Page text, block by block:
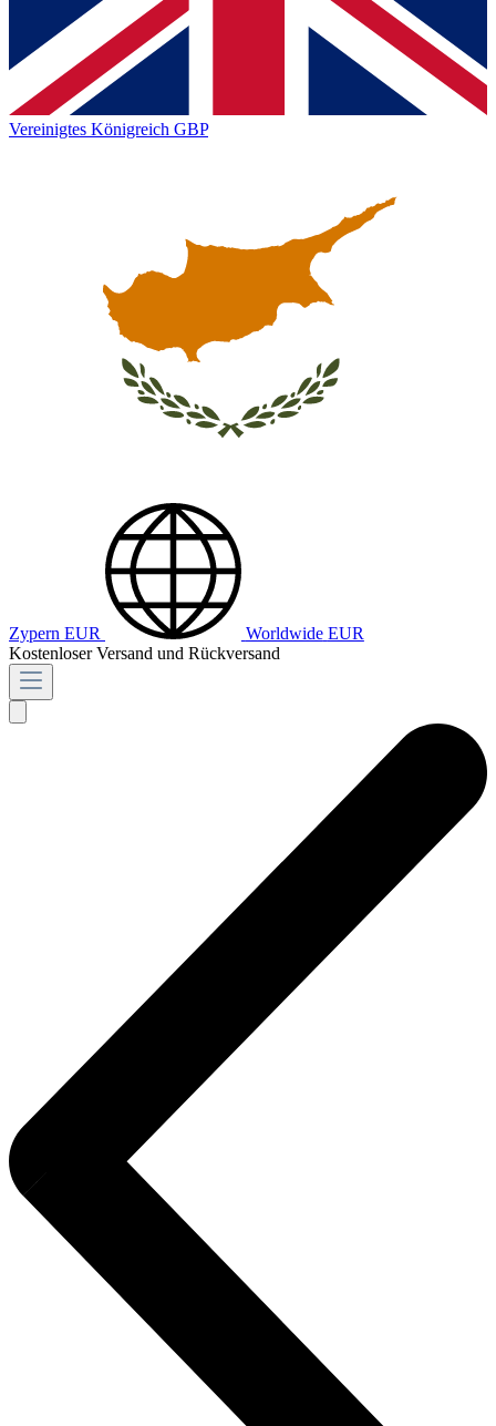
Vereinigtes Königreich GBP
Zypern EUR Worldwide EUR
Kostenloser Versand und Rückversand